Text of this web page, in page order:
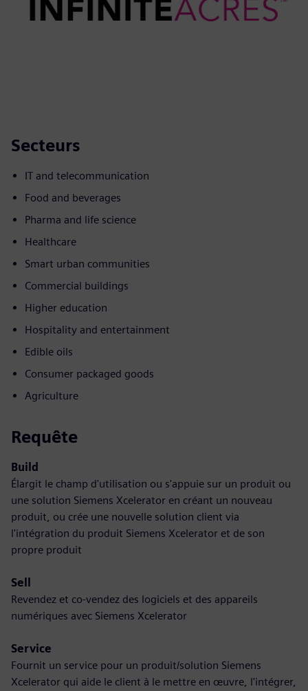
Secteurs
IT and telecommunication
Food and beverages
Pharma and life science
Healthcare
Smart urban communities
Commercial buildings
Higher education
Hospitality and entertainment
Edible oils
Consumer packaged goods
Agriculture
Requête
Build
Élargit le champ d'utilisation ou s'appuie sur un produit ou
une solution Siemens Xcelerator en créant un nouveau
produit, ou crée une nouvelle solution client via
l'intégration du produit Siemens Xcelerator et de son
propre produit
Sell
Revendez et co-vendez des logiciels et des appareils
numériques avec Siemens Xcelerator
Service
Fournit un service pour un produit/solution Siemens
Xcelerator qui aide le client à le mettre en œuvre, l'intégrer,